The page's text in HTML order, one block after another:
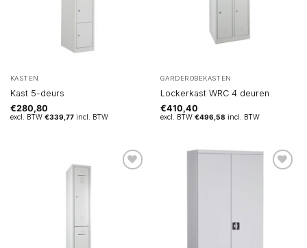
KASTEN
Kast 5-deurs
€280,80
excl. BTW €339,77incl. BTW
GARDEROBEKASTEN
Lockerkast WRC 4 deuren
€410,40
excl. BTW €496,58 incl. BTW